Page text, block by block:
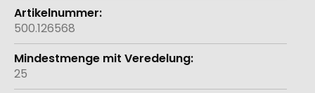
500.126568
25